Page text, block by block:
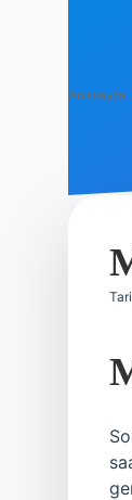
Anasayfa